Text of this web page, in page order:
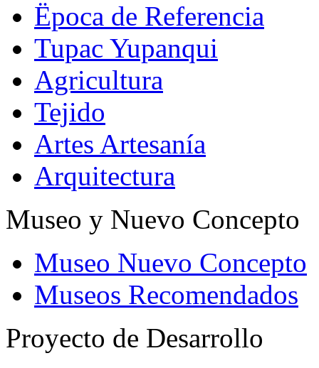
Ëpoca de Referencia
Tupac Yupanqui
Agricultura
Tejido
Artes Artesanía
Arquitectura
Museo y Nuevo Concepto
Museo Nuevo Concepto
Museos Recomendados
Proyecto de Desarrollo